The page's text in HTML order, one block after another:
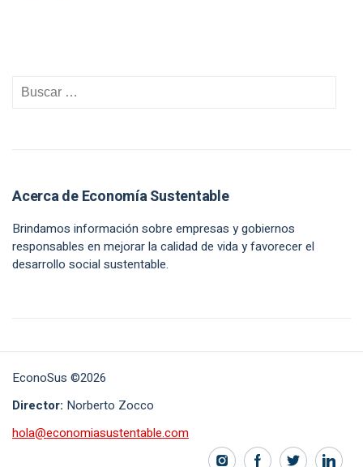
Acerca de Economía Sustentable
Brindamos información sobre empresas y gobiernos
responsables en mejorar la calidad de vida y favorecer el
desarrollo social sustentable.
EconoSus ©2026
Director: Norberto Zocco
hola@economiasustentable.com